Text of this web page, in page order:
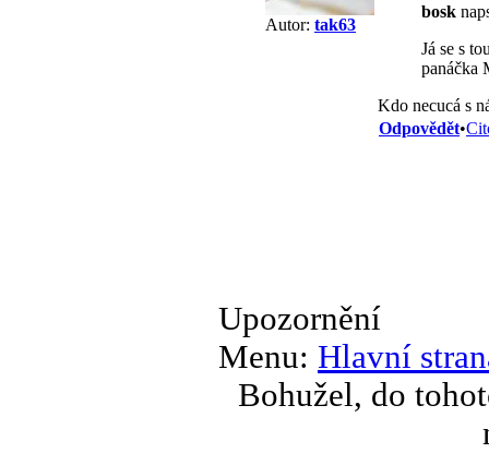
Autor: tak63
bosk
Já se s
panáčka
Kdo necucá s
Odpovědět•
Upozornění
Menu: Hlavní
Bohužel, do